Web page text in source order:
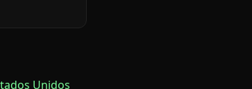
Unidos